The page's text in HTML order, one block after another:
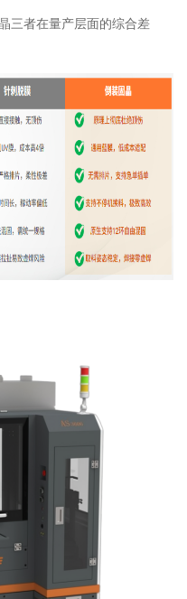
三者在量产层面的综合差